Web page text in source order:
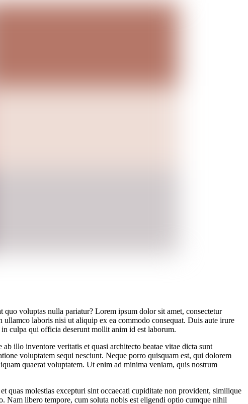
voluptas nulla pariatur? Lorem ipsum dolor sit amet, consectetur
laboris nisi ut aliquip ex ea commodo consequat. Duis aute irure
culpa qui officia deserunt mollit anim id est laborum.
illo inventore veritatis et quasi architecto beatae vitae dicta sunt
voluptatem sequi nesciunt. Neque porro quisquam est, qui dolorem
quaerat voluptatem. Ut enim ad minima veniam, quis nostrum
quas molestias excepturi sint occaecati cupiditate non provident, similique
libero tempore, cum soluta nobis est eligendi optio cumque nihil